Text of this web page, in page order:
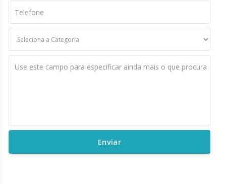
Telefone
Use este campo para especificar ainda mais o que procura
Enviar